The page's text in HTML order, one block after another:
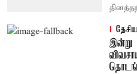
இன்று